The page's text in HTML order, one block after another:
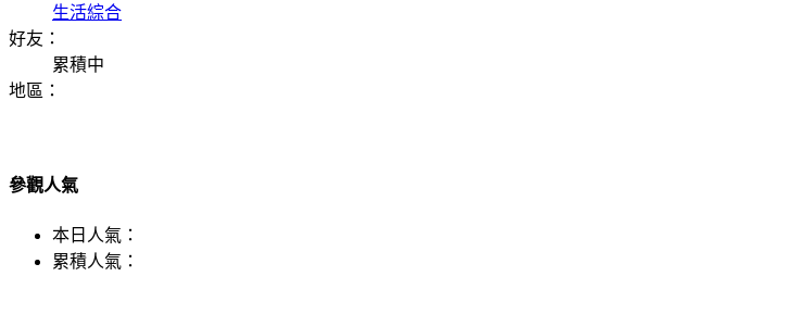
生活綜合
好友：
累積中
地區：
參觀人氣
本日人氣：
累積人氣：